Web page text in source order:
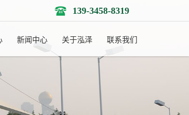
139-3458-8319
新闻中心 关于泓泽 联系我们